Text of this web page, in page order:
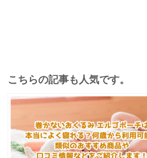
こちらの記事も人気です。